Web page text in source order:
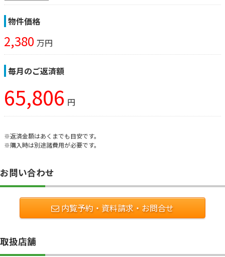
物件価格
2,380 万円
毎月のご返済額
65,806 円
※返済金額はあくまでも目安です。
※購入時は別途諸費用が必要です。
お問い合わせ
内覧予約・資料請求・お問合せ
取扱店舗